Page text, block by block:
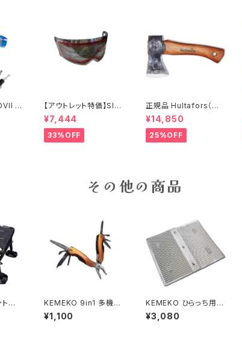
ゾ
【アウトレット特価】SIM
PSON M30用クロー
ム/ライトスモークシー
ルド
¥7,444
33%OFF
正規品 Hultafors（ハ
ルタホース）オーゲルフ
ァンミニハチェット スウ
ェーデン製 手斧
¥14,850
25%OFF
その他の商品
付
KEMEKO 9in1 多機能
フォールディング ミニプ
ライヤー
¥1,100
KEMEKO ひらっち用ア
ンダーパネル 遮熱アン
ダーパネル＆ウインドス
¥3,080